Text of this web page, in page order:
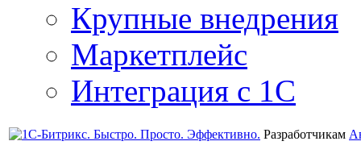
Крупные внедрения
Маркетплейс
Интеграция с 1С
Разработчикам